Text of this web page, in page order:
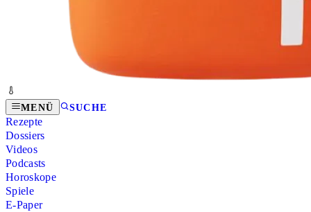
MENÜ SUCHE
Rezepte
Dossiers
Videos
Podcasts
Horoskope
Spiele
E-Paper